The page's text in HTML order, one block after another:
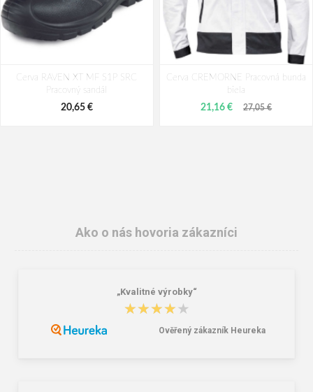
Cerva RAVEN XT MF S1P SRC
Pracovný sandál
20,65 €
Cerva CREMORNE Pracovná bunda
biela
21,16 € 27,05 €
Cerva TRITON Pracovná zateplená
11,02 €
Cerva MONTROSE Pracovná
13,02 €
Ako o nás hovoria zákazníci
„Kvalitné výrobky“
★★★★★
★★★★★
Ověřený zákazník Heureka